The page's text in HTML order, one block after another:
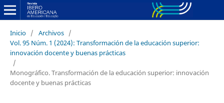
Inicio / Archivos /
Vol. 95 Núm. 1 (2024): Transformación de la educación superior:
innovación docente y buenas prácticas
/
Monográfico. Transformación de la educación superior: innovación
docente y buenas prácticas